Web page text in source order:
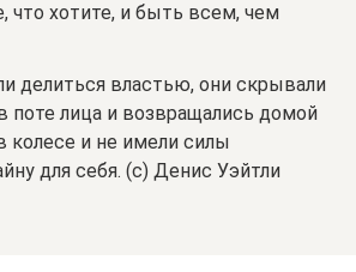
что хотите, и быть всем, чем
делиться властью, они скрывали
поте лица и возвращались домой
колесе и не имели силы
для себя. (с) Денис Уэйтли